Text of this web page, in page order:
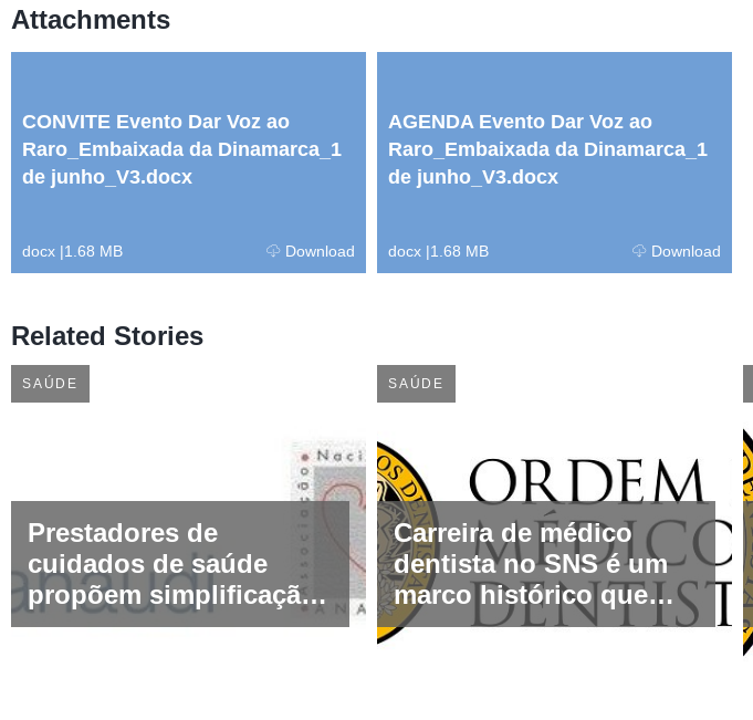
Attachments
CONVITE Evento Dar Voz ao
Raro_Embaixada da Dinamarca_1
de junho_V3.docx
docx |1.68 MB Download
AGENDA Evento Dar Voz ao
Raro_Embaixada da Dinamarca_1
de junho_V3.docx
docx |1.68 MB Download
Related Stories
SAÚDE
Prestadores de
cuidados de saúde
propõem simplificação
das regras de
SAÚDE
Carreira de médico
dentista no SNS é um
marco histórico que
exige uma execução